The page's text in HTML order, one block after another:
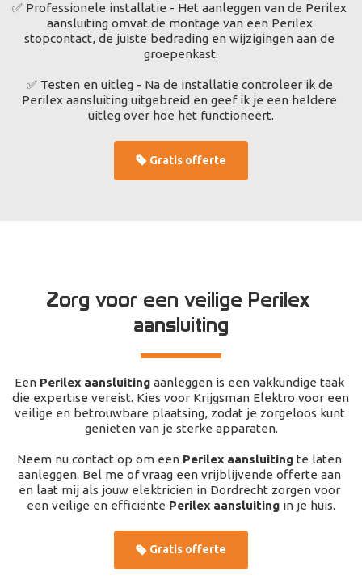
✅ Professionele installatie - Het aanleggen van de Perilex
aansluiting omvat de montage van een Perilex
stopcontact, de juiste bedrading en wijzigingen aan de
groepenkast.
✅ Testen en uitleg - Na de installatie controleer ik de
Perilex aansluiting uitgebreid en geef ik je een heldere
uitleg over hoe het functioneert.
Gratis offerte
Zorg voor een veilige Perilex
aansluiting
Een Perilex aansluiting aanleggen is een vakkundige taak
die expertise vereist. Kies voor Krijgsman Elektro voor een
veilige en betrouwbare plaatsing, zodat je zorgeloos kunt
genieten van je sterke apparaten.
Neem nu contact op om een Perilex aansluiting te laten
aanleggen. Bel me of vraag een vrijblijvende offerte aan
en laat mij als jouw elektricien in Dordrecht zorgen voor
een veilige en efficiënte Perilex aansluiting in je huis.
Gratis offerte